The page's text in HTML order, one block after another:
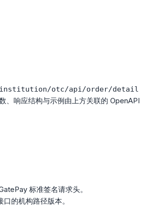
institution/otc/api/order/detail
、响应结构与示例由上方关联的 OpenAPI
标准签名请求头。
的机构路径版本。